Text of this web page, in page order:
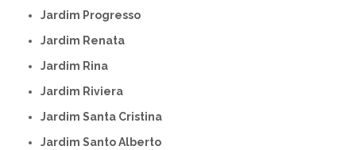
Jardim Progresso
Jardim Renata
Jardim Rina
Jardim Riviera
Jardim Santa Cristina
Jardim Santo Alberto